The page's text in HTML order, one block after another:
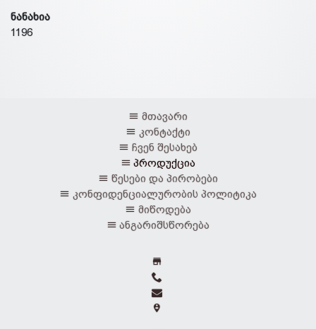
ნანახია
1196
მთავარი
კონტაქტი
ჩვენ შესახებ
პროდუქცია
წესები და პირობები
კონფიდენციალურობის პოლიტიკა
მიწოდება
ანგარიშსწორება